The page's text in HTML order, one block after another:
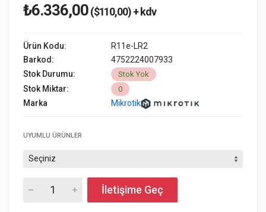
₺6.336,00($110,00) + kdv
Ürün Kodu:
R11e-LR2
Barkod:
4752224007933
Stok Durumu:
Stok Yok
Stok Miktar: 0
Marka Mikrotik
UYUMLU ÜRÜNLER
İletişime Geç